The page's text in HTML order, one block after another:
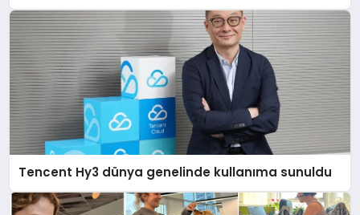
Tencent Hy3 dünya genelinde kullanıma sunuldu